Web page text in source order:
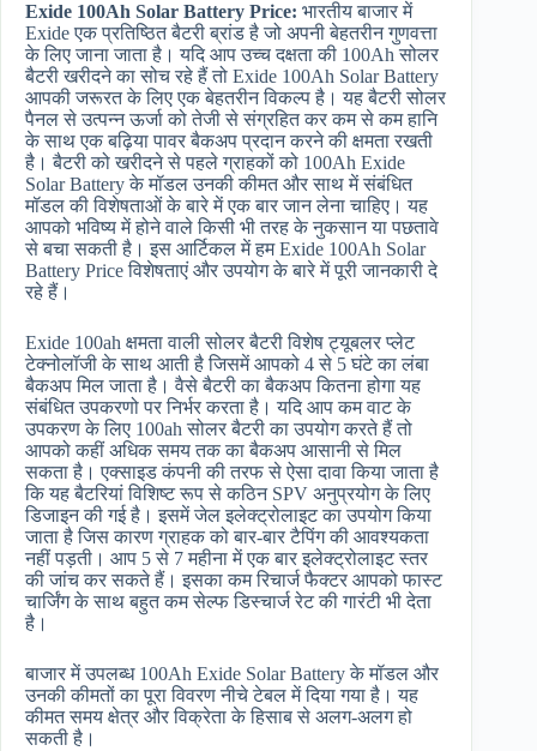
Exide 100Ah Solar Battery Price: भारतीय बाजार में
Exide एक प्रतिष्ठित बैटरी ब्रांड है जो अपनी बेहतरीन गुणवत्ता
के लिए जाना जाता है। यदि आप उच्च दक्षता की 100Ah सोलर
बैटरी खरीदने का सोच रहे हैं तो Exide 100Ah Solar Battery
आपकी जरूरत के लिए एक बेहतरीन विकल्प है। यह बैटरी सोलर
पैनल से उत्पन्न ऊर्जा को तेजी से संग्रहित कर कम से कम हानि
के साथ एक बढ़िया पावर बैकअप प्रदान करने की क्षमता रखती
है। बैटरी को खरीदने से पहले ग्राहकों को 100Ah Exide
Solar Battery के मॉडल उनकी कीमत और साथ में संबंधित
मॉडल की विशेषताओं के बारे में एक बार जान लेना चाहिए। यह
आपको भविष्य में होने वाले किसी भी तरह के नुकसान या पछतावे
से बचा सकती है। इस आर्टिकल में हम Exide 100Ah Solar
Battery Price विशेषताएं और उपयोग के बारे में पूरी जानकारी दे
रहे हैं।
Exide 100ah क्षमता वाली सोलर बैटरी विशेष ट्यूबलर प्लेट
टेक्नोलॉजी के साथ आती है जिसमें आपको 4 से 5 घंटे का लंबा
बैकअप मिल जाता है। वैसे बैटरी का बैकअप कितना होगा यह
संबंधित उपकरणो पर निर्भर करता है। यदि आप कम वाट के
उपकरण के लिए 100ah सोलर बैटरी का उपयोग करते हैं तो
आपको कहीं अधिक समय तक का बैकअप आसानी से मिल
सकता है। एक्साइड कंपनी की तरफ से ऐसा दावा किया जाता है
कि यह बैटरियां विशिष्ट रूप से कठिन SPV अनुप्रयोग के लिए
डिजाइन की गई है। इसमें जेल इलेक्ट्रोलाइट का उपयोग किया
जाता है जिस कारण ग्राहक को बार-बार टैपिंग की आवश्यकता
नहीं पड़ती। आप 5 से 7 महीना में एक बार इलेक्ट्रोलाइट स्तर
की जांच कर सकते हैं। इसका कम रिचार्ज फैक्टर आपको फास्ट
चार्जिंग के साथ बहुत कम सेल्फ डिस्चार्ज रेट की गारंटी भी देता
है।
बाजार में उपलब्ध 100Ah Exide Solar Battery के मॉडल और
उनकी कीमतों का पूरा विवरण नीचे टेबल में दिया गया है। यह
कीमत समय क्षेत्र और विक्रेता के हिसाब से अलग-अलग हो
सकती है।